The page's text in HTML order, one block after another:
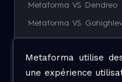
Metaforma utilise
une expérience
Metaforma VS Dendreo
Metaforma VS
Metaforma VS Hubspot